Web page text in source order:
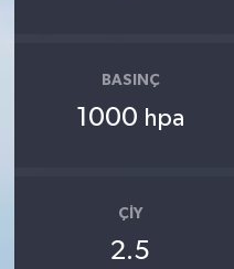
BASINÇ
1000 hpa
ÇIY
2.5